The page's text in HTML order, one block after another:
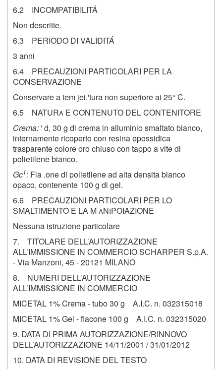
6.2 INCOMPATIBILITÁ
Non descritte.
6.3 PERIODO DI VALIDITÁ
3 anni
6.4 PRECAUZIONI PARTICOLARI PER LA
CONSERVAZIONE
Conservare a tem jei.'tura non superiore ai 25° C.
6.5 NATURa E CONTENUTO DEL CONTENITORE
Crema:' d, 30 g di crema in alluminio smaltato bianco,
internamente ricoperto con resina epossidica
trasparente colore oro chiuso con tappo a vite di
polietilene bianco.
Gc1: Fla .one di polietilene ad alta densita bianco
opaco, contenente 100 g di gel.
6.6 PRECAUZIONI PARTICOLARI PER LO
SMALTIMENTO E LA M aNiPOIAZIONE
Nessuna istruzione particolare
7. TITOLARE DELL’AUTORIZZAZIONE
ALL’IMMISSIONE IN COMMERCIO SCHARPER S.p.A.
- Via Manzoni, 45 - 20121 MILANO
8. NUMERI DELL’AUTORIZZAZIONE
ALL’IMMISSIONE IN COMMERCIO
MICETAL 1% Crema - tubo 30 g A.I.C. n. 032315018
MICETAL 1% Gel - flacone 100 g A.I.C. n. 032315020
9. DATA DI PRIMA AUTORIZZAZIONE/RINNOVO
DELL’AUTORIZZAZIONE 14/11/2001 / 31/01/2012
10. DATA DI REVISIONE DEL TESTO